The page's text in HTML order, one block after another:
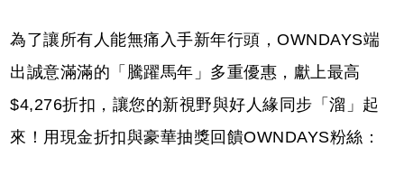
為了讓所有人能無痛入手新年行頭，OWNDAYS端
出誠意滿滿的「騰躍馬年」多重優惠，獻上最高
$4,276折扣，讓您的新視野與好人緣同步「溜」起
來！用現金折扣與豪華抽獎回饋OWNDAYS粉絲：